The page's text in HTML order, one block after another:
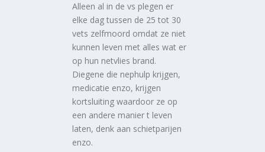
Alleen al in de vs plegen er
elke dag tussen de 25 tot 30
vets zelfmoord omdat ze niet
kunnen leven met alles wat er
op hun netvlies brand.
Diegene die nephulp krijgen,
medicatie enzo, krijgen
kortsluiting waardoor ze op
een andere manier t leven
laten, denk aan schietparijen
enzo.